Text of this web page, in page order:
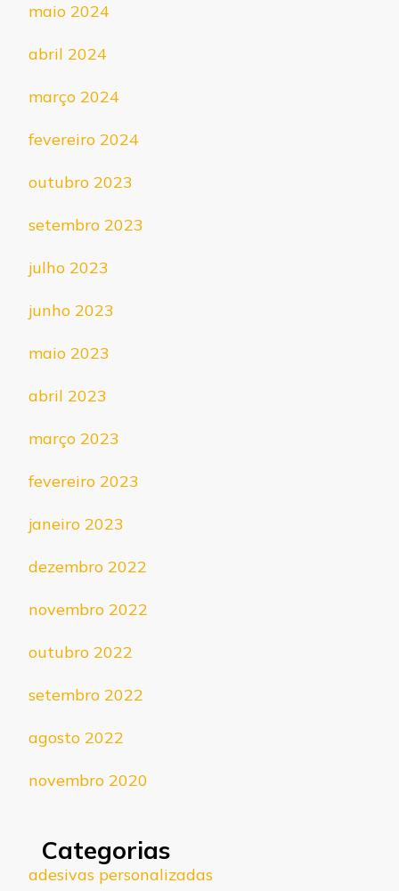
maio 2024
abril 2024
março 2024
fevereiro 2024
outubro 2023
setembro 2023
julho 2023
junho 2023
maio 2023
abril 2023
março 2023
fevereiro 2023
janeiro 2023
dezembro 2022
novembro 2022
outubro 2022
setembro 2022
agosto 2022
novembro 2020
Categorias
adesivas personalizadas